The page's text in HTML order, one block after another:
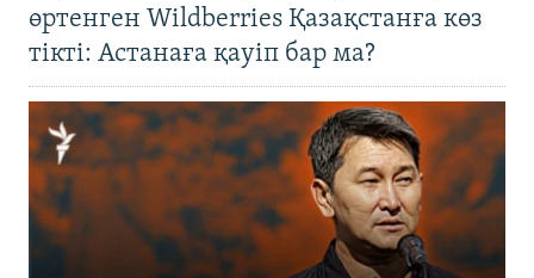
өртенген Wildberries Қазақстанға көз
тікті: Астанаға қауіп бар ма?